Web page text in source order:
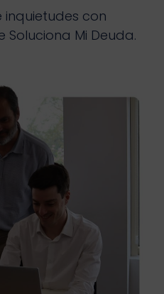
inquietudes con
Mi Deuda.